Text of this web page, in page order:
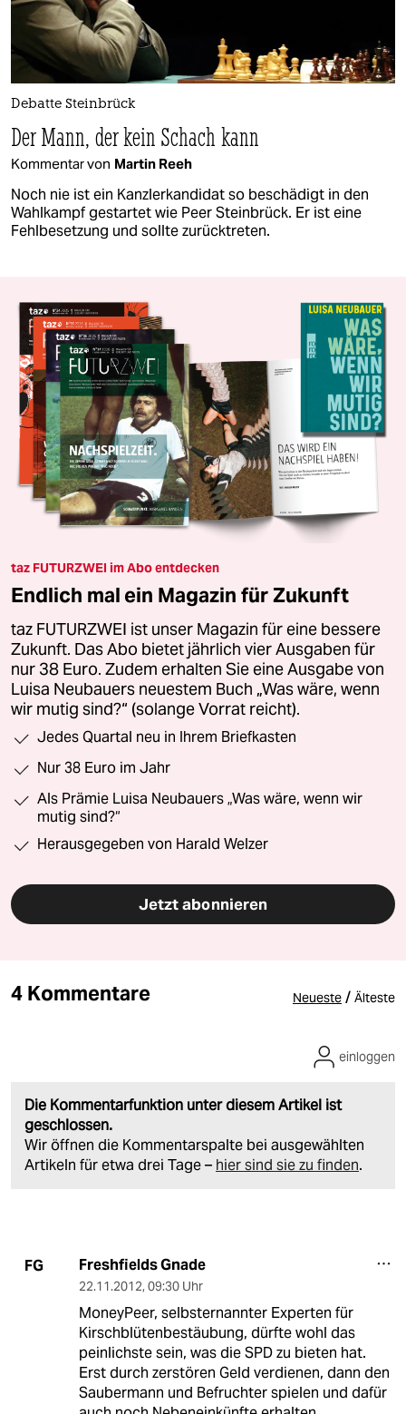
Debatte Steinbrück
Der Mann, der kein Schach kann
Kommentar von Martin Reeh
Noch nie ist ein Kanzlerkandidat so beschädigt in den
Wahlkampf gestartet wie Peer Steinbrück. Er ist eine
Fehlbesetzung und sollte zurücktreten.
taz FUTURZWEI im Abo entdecken
Endlich mal ein Magazin für Zukunft
taz FUTURZWEI ist unser Magazin für eine bessere
Zukunft. Das Abo bietet jährlich vier Ausgaben für
nur 38 Euro. Zudem erhalten Sie eine Ausgabe von
Luisa Neubauers neuestem Buch „Was wäre, wenn
wir mutig sind?“ (solange Vorrat reicht).
Jedes Quartal neu in Ihrem Briefkasten
Nur 38 Euro im Jahr
Als Prämie Luisa Neubauers „Was wäre, wenn wir
mutig sind?“
Herausgegeben von Harald Welzer
Jetzt abonnieren
4 Kommentare Neueste / Älteste
Die Kommentarfunktion unter diesem Artikel ist
geschlossen.
Wir öffnen die Kommentarspalte bei ausgewählten
Artikeln für etwa drei Tage – hier sind sie zu finden.
einloggen
FG Freshfields Gnade
22.11.2012, 09:30 Uhr
MoneyPeer, selbsternannter Experten für
Kirschblütenbestäubung, dürfte wohl das
peinlichste sein, was die SPD zu bieten hat.
Erst durch zerstören Geld verdienen, dann den
Saubermann und Befruchter spielen und dafür